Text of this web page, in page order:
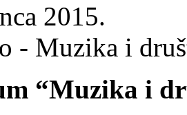
2015.
- Muzika i
“Muzika i